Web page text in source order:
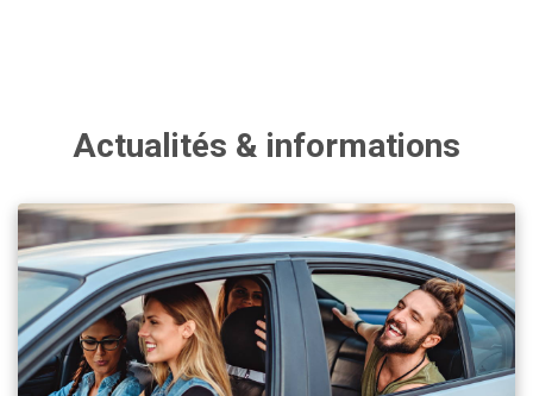
Actualités & informations